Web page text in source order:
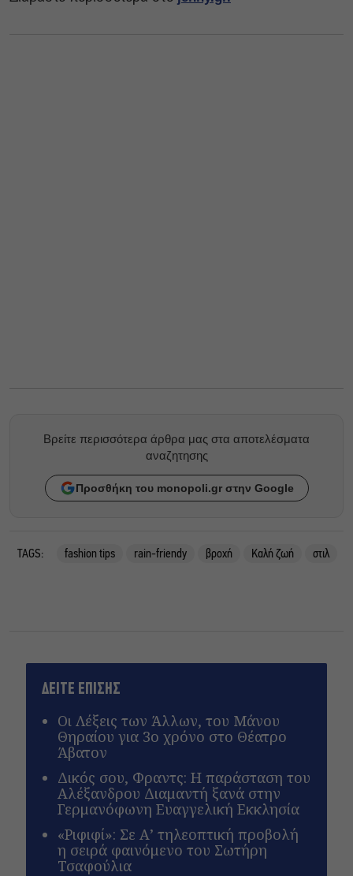
Βρείτε περισσότερα άρθρα μας στα αποτελέσματα
αναζητησης
Προσθήκη του monopoli.gr στην Google
TAGS: fashion tips rain-friendy βροχή Καλή ζωή στιλ
ΔΕΙΤΕ ΕΠΙΣΗΣ
Οι Λέξεις των Άλλων, του Μάνου
Θηραίου για 3ο χρόνο στο Θέατρο
Άβατον
Δικός σου, Φραντς: Η παράσταση του
Αλέξανδρου Διαμαντή ξανά στην
Γερμανόφωνη Ευαγγελική Εκκλησία
«Ριφιφί»: Σε Α’ τηλεοπτική προβολή
η σειρά φαινόμενο του Σωτήρη
Τσαφούλια